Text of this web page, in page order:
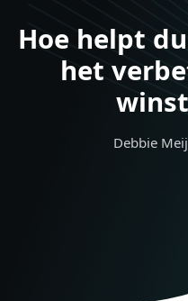
Hoe helpt
het